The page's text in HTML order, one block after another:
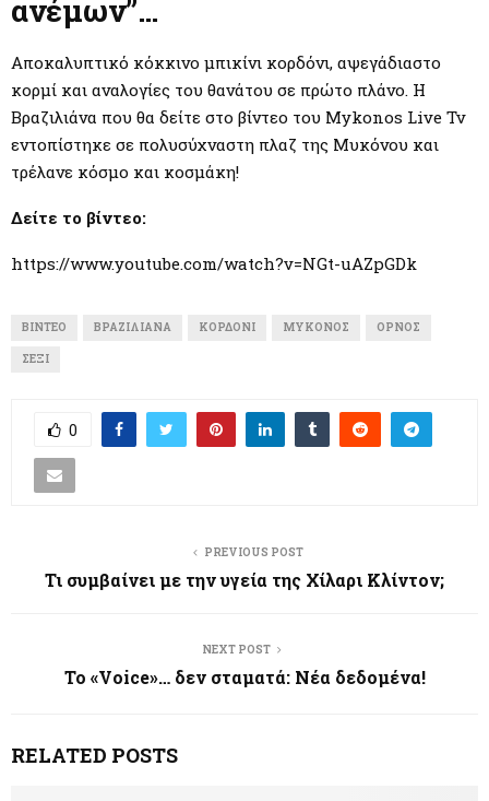
E
N
U
ανέμων”…
Αποκαλυπτικό κόκκινο μπικίνι κορδόνι, αψεγάδιαστο
κορμί και αναλογίες του θανάτου σε πρώτο πλάνο. Η
Βραζιλιάνα που θα δείτε στο βίντεο του Mykonos Live Tv
εντοπίστηκε σε πολυσύχναστη πλαζ της Μυκόνου και
τρέλανε κόσμο και κοσμάκη!
Δείτε το βίντεο:
https://www.youtube.com/watch?v=NGt-uAZpGDk
ΒΊΝΤΕΟ ΒΡΑΖΙΛΙΆΝΑ ΚΟΡΔΌΝΙ ΜΎΚΟΝΟΣ ΌΡΝΟΣ
ΣΈΞΙ
0
PREVIOUS POST
Τι συμβαίνει με την υγεία της Χίλαρι Κλίντον;
NEXT POST
Το «Voice»… δεν σταματά: Νέα δεδομένα!
RELATED POSTS